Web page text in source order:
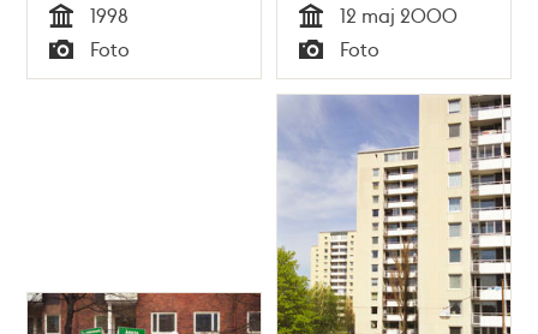
Tid
1998
Typ
Foto Tid
12 maj 2000
Typ
Foto